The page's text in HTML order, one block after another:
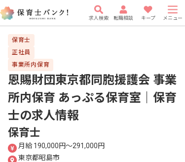
求人検索 転職相談 キープ メニュー
保育士
正社員
事業所内保育
恩賜財団東京都同胞援護会 事業
所内保育 あっぷる保育室｜保育
士の求人情報
保育士
月給 190,000円〜291,000円
東京都昭島市